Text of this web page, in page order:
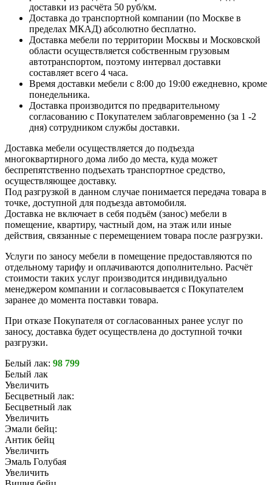
доставки из расчёта 50 руб/км.
Доставка до транспортной компании (по Москве в
пределах МКАД) абсолютно бесплатно.
Доставка мебели по территории Москвы и Московской
области осуществляется собственным грузовым
автотранспортом, поэтому интервал доставки
составляет всего 4 часа.
Время доставки мебели с 8:00 до 19:00 ежедневно, кроме
понедельника.
Доставка производится по предварительному
согласованию с Покупателем заблаговременно (за 1 -2
дня) сотрудником службы доставки.
Доставка мебели осуществляется до подъезда
многоквартирного дома либо до места, куда может
беспрепятственно подъехать транспортное средство,
осуществляющее доставку.
Под разгрузкой в данном случае понимается передача товара в
точке, доступной для подъезда автомобиля.
Доставка не включает в себя подъём (занос) мебели в
помещение, квартиру, частный дом, на этаж или иные
действия, связанные с перемещением товара после разгрузки.
Услуги по заносу мебели в помещение предоставляются по
отдельному тарифу и оплачиваются дополнительно. Расчёт
стоимости таких услуг производится индивидуально
менеджером компании и согласовывается с Покупателем
заранее до момента поставки товара.
При отказе Покупателя от согласованных ранее услуг по
заносу, доставка будет осуществлена до доступной точки
разгрузки.
Белый лак: 98 799
Белый лак
Увеличить
Бесцветный лак:
Бесцветный лак
Увеличить
Эмали бейц:
Антик бейц
Увеличить
Эмаль Голубая
Увеличить